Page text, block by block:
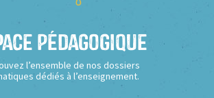
Pédagogique
l’ensemble de nos dossiers
dédiés à l’enseignement.